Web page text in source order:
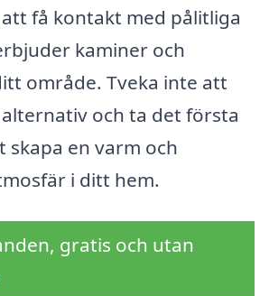
få kontakt med pålitliga
kaminer och
område. Tveka inte att
och ta det första
en varm och
i ditt hem.
gratis och utan